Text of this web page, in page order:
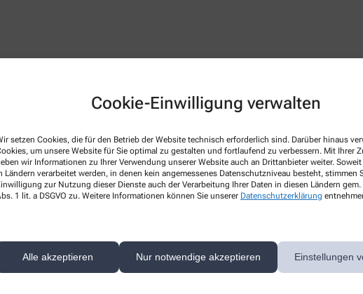
Cookie-Einwilligung verwalten
setzen Cookies, die für den Betrieb der Website technisch erforderlich sind. Darüber hinaus
um unsere Website für Sie optimal zu gestalten und fortlaufend zu verbessern. Mit Ihrer
wir Informationen zu Ihrer Verwendung unserer Website auch an Drittanbieter weiter. Soweit
Ländern verarbeitet werden, in denen kein angemessenes Datenschutzniveau besteht, stimmen
zur Nutzung dieser Dienste auch der Verarbeitung Ihrer Daten in diesen Ländern
1 lit. a DSGVO zu. Weitere Informationen können Sie unserer Datenschutzerklärung
Alle akzeptieren Nur notwendige akzeptieren Einstellungen
post. Edit or delete it, then start writing!